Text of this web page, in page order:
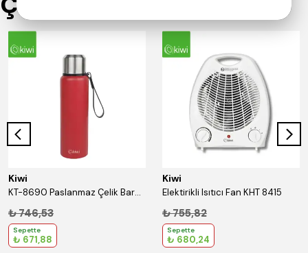
Kiwi
KT-8690 Paslanmaz Çelik Bardaklı 750 Ml Termos Kırmızı
₺ 746,53
Sepette
₺ 671,88
Kiwi
Elektirikli Isıtıcı Fan KHT 8415
₺ 755,82
Sepette
₺ 680,24